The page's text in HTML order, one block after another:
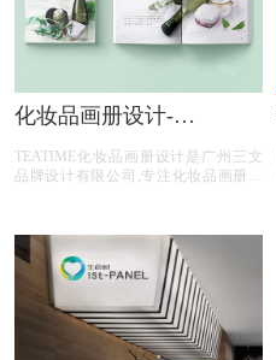
化妆品画册设计-
公司
TEATIME化妆品画册设计是广州三文
品牌设计有限公司,专注化妆品画册设
商画册设计,画册设计前期提供画册整
体策划,照片拍摄,文案撰写,画册印刷等
化妆品画册设计服务。